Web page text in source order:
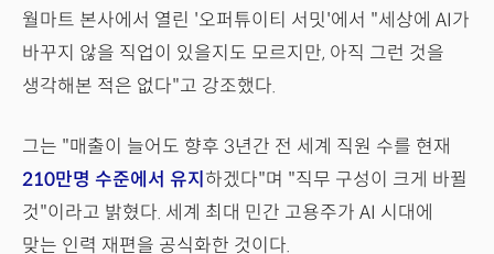
월마트 본사에서 열린 '오퍼튜이티 서밋'에서 "세상에 AI가
바꾸지 않을 직업이 있을지도 모르지만, 아직 그런 것을
생각해본 적은 없다"고 강조했다.
그는 "매출이 늘어도 향후 3년간 전 세계 직원 수를 현재
210만명 수준에서 유지 하겠다"며 "직무 구성이 크게 바뀔
것"이라고 밝혔다. 세계 최대 민간 고용주가 AI 시대에
맞는 인력 재편을 공식화한 것이다.